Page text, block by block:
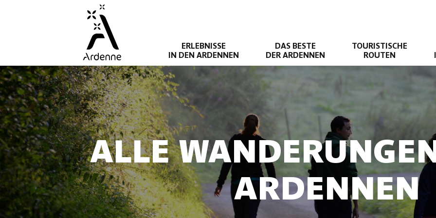
ERLEBNISSE
IN DEN ARDENNEN
DAS BESTE
DER ARDENNEN
TOURISTISCHE
ROUTEN
ALLE
ARDENNEN